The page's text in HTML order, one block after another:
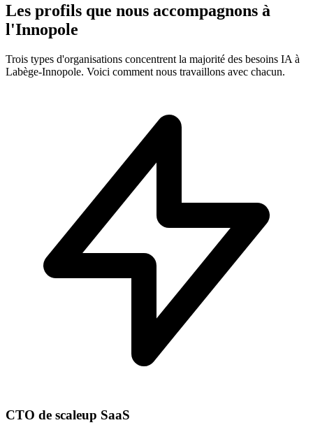
Les profils que nous accompagnons à
l'Innopole
Trois types d'organisations concentrent la majorité des besoins IA à
Labège-Innopole. Voici comment nous travaillons avec chacun.
CTO de scaleup SaaS